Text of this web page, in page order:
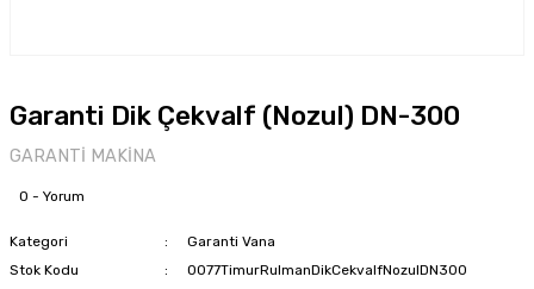
Garanti Dik Çekvalf (Nozul) DN-300
GARANTİ MAKİNA
0 - Yorum
Kategori
Garanti Vana
Stok Kodu
0077TimurRulmanDikCekvalfNozulDN300